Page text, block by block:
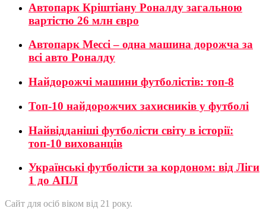
Автопарк Кріштіану Роналду загальною
вартістю 26 млн євро
Автопарк Мессі – одна машина дорожча за
всі авто Роналду
Найдорожчі машини футболістів: топ-8
Топ-10 найдорожчих захисників у футболі
Найвідданіші футболісти світу в історії:
топ-10 вихованців
Українські футболісти за кордоном: від Ліги
1 до АПЛ
Сайт для осіб віком від 21 року.